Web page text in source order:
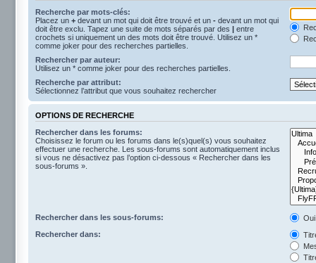
Recherche par mots-clés:
Placez un + devant un mot qui doit être trouvé et un - devant un mot qui
doit être exclu. Tapez une suite de mots séparés par des | entre
crochets si uniquement un des mots doit être trouvé. Utilisez un *
comme joker pour des recherches partielles.
Rechercher par auteur:
Utilisez un * comme joker pour des recherches partielles.
Recherche par attribut:
Sélectionnez l’attribut que vous souhaitez rechercher
OPTIONS DE RECHERCHE
Rechercher dans les forums:
Choisissez le forum ou les forums dans le(s)quel(s) vous souhaitez
effectuer une recherche. Les sous-forums sont automatiquement inclus
si vous ne désactivez pas l’option ci-dessous « Rechercher dans les
sous-forums ».
Rechercher dans les sous-forums:
Oui
Rechercher dans: